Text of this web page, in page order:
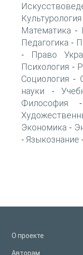
Культурология
Математика -
Педагогика -
- Право
Психология -
Социология -
науки -
Философия
Экономика -
- Языкознание -
О проекте
Авторам